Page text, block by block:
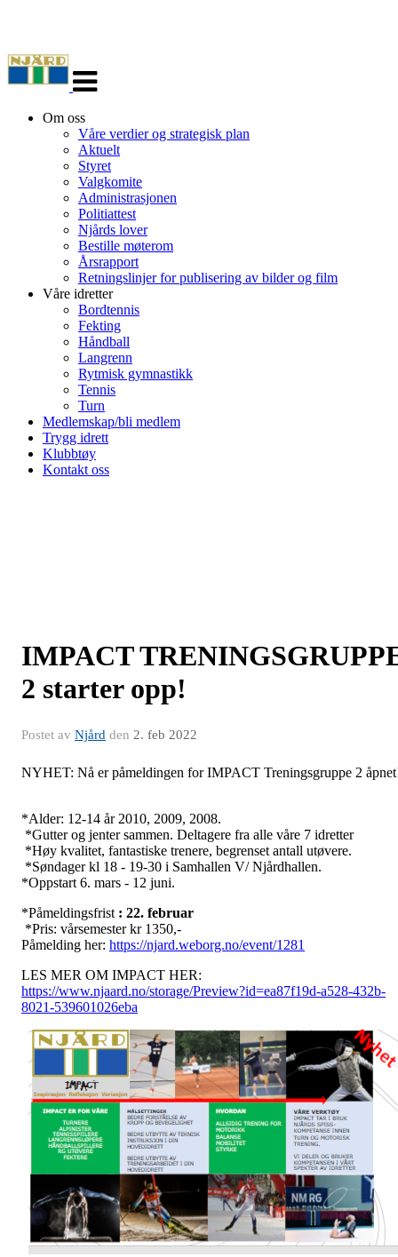
navigasjon
Om oss
Våre verdier og strategisk plan
Aktuelt
Styret
Valgkomite
Administrasjonen
Politiattest
Njårds lover
Bestille møterom
Årsrapport
Retningslinjer for publisering av bilder og film
Våre idretter
Bordtennis
Fekting
Håndball
Langrenn
Rytmisk gymnastikk
Tennis
Turn
Medlemskap/bli medlem
Trygg idrett
Klubbtøy
Kontakt oss
IMPACT
2 starter opp!
Postet av Njård den 2. feb 2022
NYHET: Nå er påmeldingen for IMPACT Treningsgruppe 2
*Alder: 12-14 år 2010, 2009, 2008.
*Gutter og jenter sammen. Deltagere fra alle våre 7 idretter
*Høy kvalitet, fantastiske trenere, begrenset antall utøvere.
*Søndager kl 18 - 19-30 i Samhallen V/ Njårdhallen.
*Oppstart 6. mars - 12 juni.
*Påmeldingsfrist : 22. februar
*Pris: vårsemester kr 1350,-
Påmelding her: https://njard.weborg.no/event/1281
LES MER OM IMPACT HER:
https://www.njaard.no/storage/Preview?id=ea87f19d-a528-432b-
8021-539601026eba